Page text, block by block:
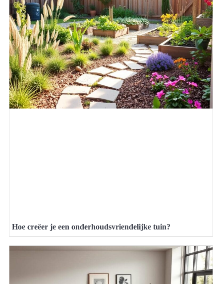
Hoe creëer je een onderhoudsvriendelijke tuin?